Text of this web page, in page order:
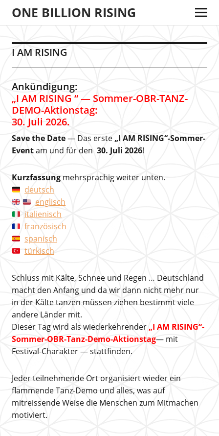
ONE BILLION RISING
I AM RISING
Ankündigung:
„I AM RISING “ — Sommer-OBR-TANZ-
DEMO-Aktionstag:
30. Juli 2026.
Save the Date— Das erste „I AM RISING“-Sommer-
Eventam und für den 30. Juli 2026!
Kurzfassungmehrsprachig weiter unten.
deutsch
englisch
italienisch
französisch
spanisch
türkisch
Schluss mit Kälte, Schnee und Regen … Deutschland
macht den Anfang und da wir dann nicht mehr nur
in der Kälte tanzen müssen ziehen bestimmt viele
andere Länder mit.
Dieser Tag wird als wiederkehrender„I AM RISING“-
Sommer-OBR-Tanz-Demo-Aktionstag— mit
Festival-Charakter — stattfinden.
Jeder teilnehmende Ort organisiert wieder ein
flammende Tanz-Demo und alles, was auf
mitreissende Weise die Menschen zum Mitmachen
motiviert.